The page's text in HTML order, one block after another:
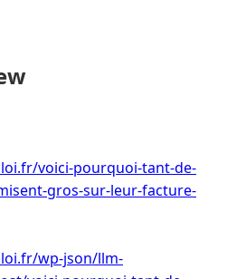
voici-pourquoi-tant-de-
gros-sur-leur-facture-
wp-json/llm-